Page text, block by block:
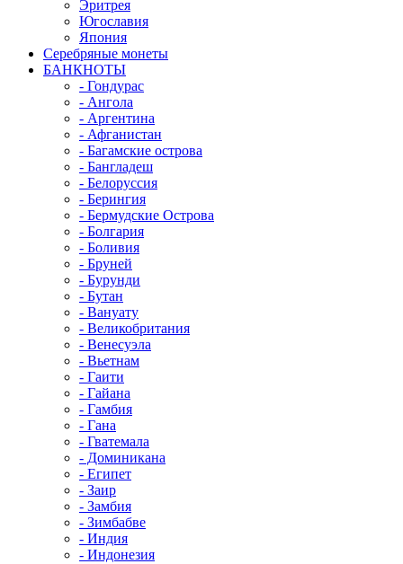
Эритрея
Югославия
Япония
Серебряные монеты
БАНКНОТЫ
- Гондурас
- Ангола
- Аргентина
- Афганистан
- Багамские острова
- Бангладеш
- Белоруссия
- Берингия
- Бермудские Острова
- Болгария
- Боливия
- Бруней
- Бурунди
- Бутан
- Вануату
- Великобритания
- Венесуэла
- Вьетнам
- Гаити
- Гайана
- Гамбия
- Гана
- Гватемала
- Доминикана
- Египет
- Заир
- Замбия
- Зимбабве
- Индия
- Индонезия